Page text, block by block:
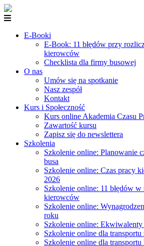
E-Booki
E-Book: 11 błędów przy
kierowców
Checklista dla firmy busowej
O nas
Umów się na spotkanie
Nasz zespół
Kontakt
Kurs i Społeczność
Kurs online Akademia Czasu
Zawartość kursu
Zapisz się do newslettera
Szkolenia
Szkolenie online: Planowanie
busa
Szkolenie online: Czas pracy
2026
Szkolenie online: 11 błędów
kierowców
Szkolenie online:
roku
Szkolenie online:
Szkolenie online dla
Szkolenie online dla